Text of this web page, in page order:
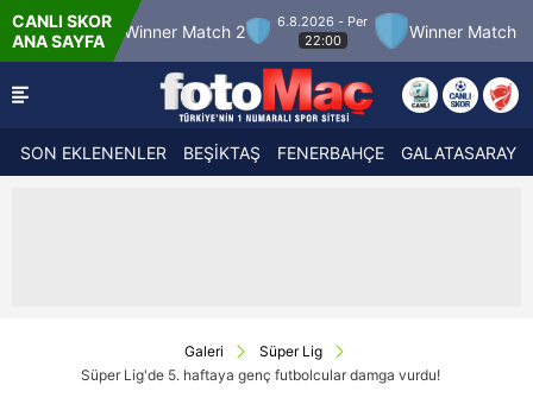
CANLI SKOR
ANA SAYFA
Match 2
6.8.2026 - Per
22:00
Winner Match 3
SON EKLENENLER BEŞİKTAŞ FENERBAHÇE GALATASARAY
Galeri
Süper Lig
Süper Lig'de 5. haftaya genç futbolcular damga vurdu!